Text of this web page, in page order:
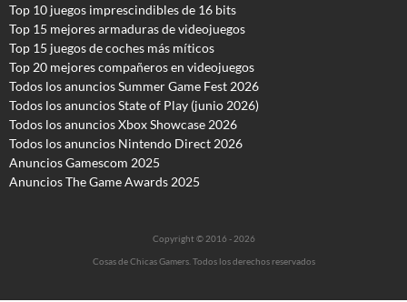
Top 10 juegos imprescindibles de 16 bits
Top 15 mejores armaduras de videojuegos
Top 15 juegos de coches más míticos
Top 20 mejores compañeros en videojuegos
Todos los anuncios Summer Game Fest 2026
Todos los anuncios State of Play (junio 2026)
Todos los anuncios Xbox Showcase 2026
Todos los anuncios Nintendo Direct 2026
Anuncios Gamescom 2025
Anuncios The Game Awards 2025
Copyright © 2016 - 2026
Cosas de Chicas Gamers. Todos los derechos reservados